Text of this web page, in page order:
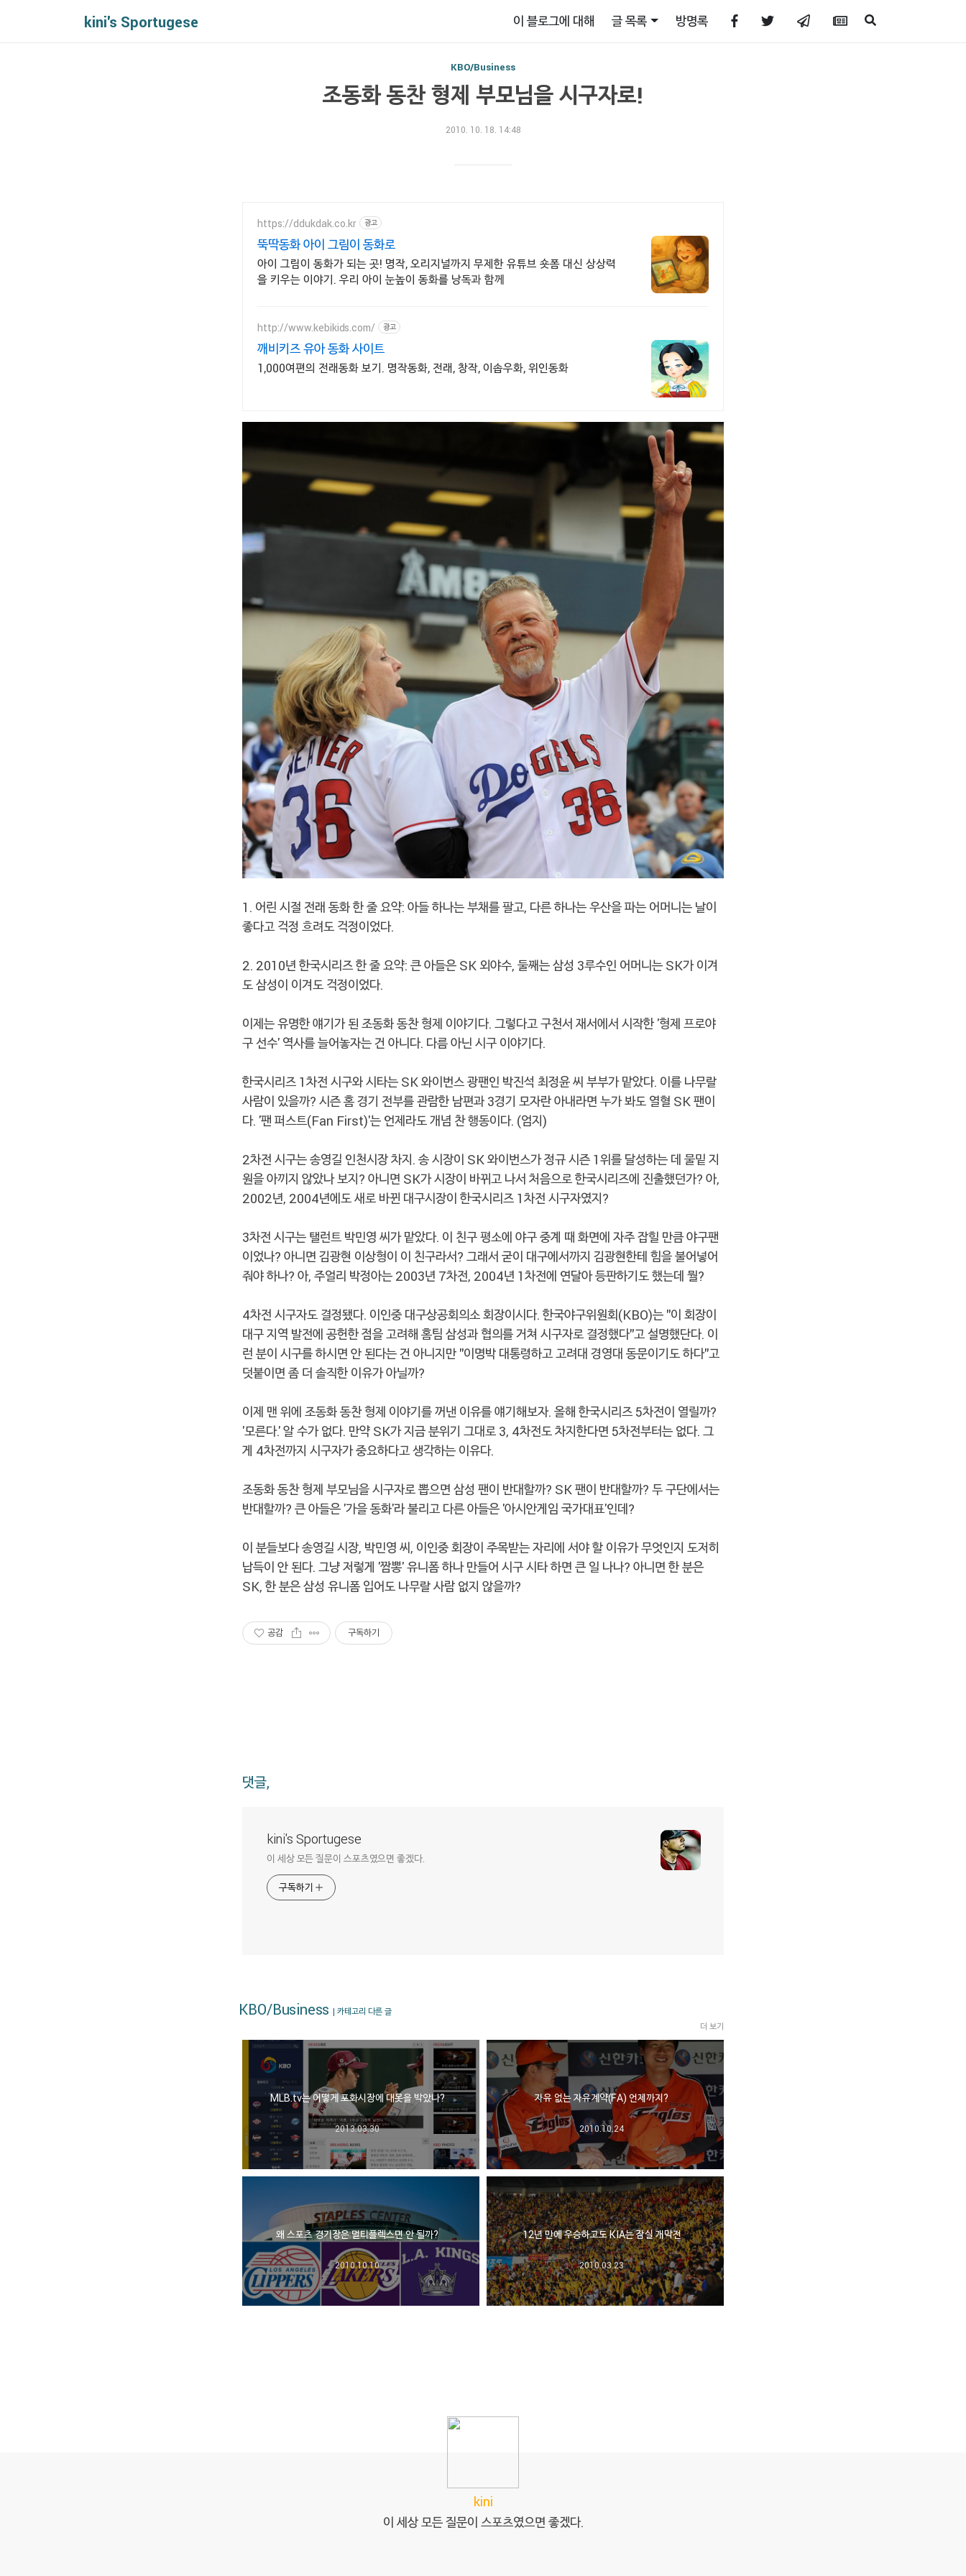
kini's Sportugese 이 블로그에 대해 글 목록 방명록
KBO/Business
조동화 동찬 형제 부모님을 시구자로!
2010. 10. 18. 14:48
https://ddukdak.co.kr 광고
뚝딱동화 아이 그림이 동화로
아이 그림이 동화가 되는 곳! 명작, 오리지널까지 무제한 유튜브 숏폼 대신 상상력
을 키우는 이야기. 우리 아이 눈높이 동화를 낭독과 함께
http://www.kebikids.com/ 광고
깨비키즈 유아 동화 사이트
1,000여편의 전래동화 보기. 명작동화, 전래, 창작, 이솝우화, 위인동화
1. 어린 시절 전래 동화 한 줄 요약: 아들 하나는 부채를 팔고, 다른 하나는 우산을 파는 어머니는 날이
좋다고 걱정 흐려도 걱정이었다.
2. 2010년 한국시리즈 한 줄 요약: 큰 아들은 SK 외야수, 둘째는 삼성 3루수인 어머니는 SK가 이겨
도 삼성이 이겨도 걱정이었다.
이제는 유명한 얘기가 된 조동화 동찬 형제 이야기다. 그렇다고 구천서 재서에서 시작한 '형제 프로야
구 선수' 역사를 늘어놓자는 건 아니다. 다름 아닌 시구 이야기다.
한국시리즈 1차전 시구와 시타는 SK 와이번스 광팬인 박진석 최정윤 씨 부부가 맡았다. 이를 나무랄
사람이 있을까? 시즌 홈 경기 전부를 관람한 남편과 3경기 모자란 아내라면 누가 봐도 열혈 SK 팬이
다. '팬 퍼스트(Fan First)'는 언제라도 개념 찬 행동이다. (엄지)
2차전 시구는 송영길 인천시장 차지. 송 시장이 SK 와이번스가 정규 시즌 1위를 달성하는 데 물밑 지
원을 아끼지 않았나 보지? 아니면 SK가 시장이 바뀌고 나서 처음으로 한국시리즈에 진출했던가? 아,
2002년, 2004년에도 새로 바뀐 대구시장이 한국시리즈 1차전 시구자였지?
3차전 시구는 탤런트 박민영 씨가 맡았다. 이 친구 평소에 야구 중계 때 화면에 자주 잡힐 만큼 야구팬
이었나? 아니면 김광현 이상형이 이 친구라서? 그래서 굳이 대구에서까지 김광현한테 힘을 불어넣어
줘야 하나? 아, 주얼리 박정아는 2003년 7차전, 2004년 1차전에 연달아 등판하기도 했는데 뭘?
4차전 시구자도 결정됐다. 이인중 대구상공회의소 회장이시다. 한국야구위원회(KBO)는 "이 회장이
대구 지역 발전에 공헌한 점을 고려해 홈팀 삼성과 협의를 거쳐 시구자로 결정했다"고 설명했단다. 이
런 분이 시구를 하시면 안 된다는 건 아니지만 "이명박 대통령하고 고려대 경영대 동문이기도 하다"고
덧붙이면 좀 더 솔직한 이유가 아닐까?
이제 맨 위에 조동화 동찬 형제 이야기를 꺼낸 이유를 얘기해보자. 올해 한국시리즈 5차전이 열릴까?
'모른다.' 알 수가 없다. 만약 SK가 지금 분위기 그대로 3, 4차전도 차지한다면 5차전부터는 없다. 그
게 4차전까지 시구자가 중요하다고 생각하는 이유다.
조동화 동찬 형제 부모님을 시구자로 뽑으면 삼성 팬이 반대할까? SK 팬이 반대할까? 두 구단에서는
반대할까? 큰 아들은 '가을 동화'라 불리고 다른 아들은 '아시안게임 국가대표'인데?
이 분들보다 송영길 시장, 박민영 씨, 이인중 회장이 주목받는 자리에 서야 할 이유가 무엇인지 도저히
납득이 안 된다. 그냥 저렇게 '짬뽕' 유니폼 하나 만들어 시구 시타 하면 큰 일 나나? 아니면 한 분은
SK, 한 분은 삼성 유니폼 입어도 나무랄 사람 없지 않을까?
공감 구독하기
댓글,
kini's Sportugese
이 세상 모든 질문이 스포츠였으면 좋겠다.
구독하기
KBO/Business | 카테고리 다른 글
더 보기
MLB.tv는 어떻게 포화시장에 대못을 박았나?
2013.03.30
자유 없는 자유계약(FA) 언제까지?
2010.10.24
왜 스포츠 경기장은 멀티플렉스면 안 될까?
2010.10.10
12년 만에 우승하고도 KIA는 잠실 개막전
2010.03.23
kini
이 세상 모든 질문이 스포츠였으면 좋겠다.